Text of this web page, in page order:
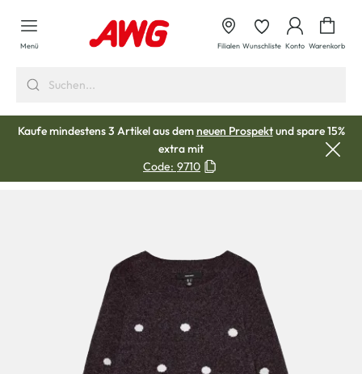
springen
Menü Filialen Wunschliste Konto Warenkorb
Kaufe mindestens 3 Artikel aus demneuen Prospektund spare 15%
extra mit
Code: 9710